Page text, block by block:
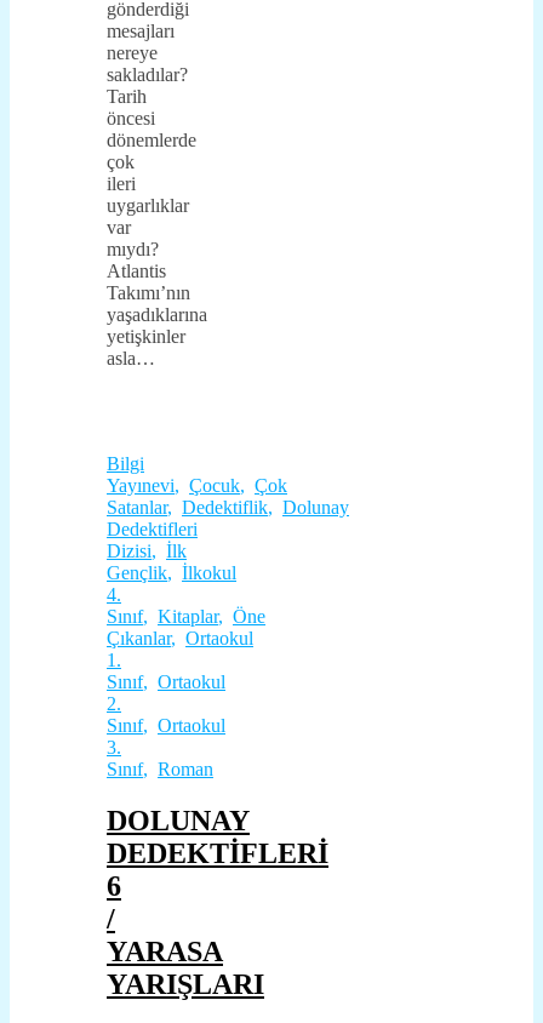
gönderdiği
mesajları
nereye
sakladılar?
Tarih
öncesi
dönemlerde
çok
ileri
uygarlıklar
var
mıydı?
Atlantis
Takımı’nın
yaşadıklarına
yetişkinler
asla…
Bilgi
Yayınevi, Çocuk, Çok
Satanlar, Dedektiflik, Dolunay
Dedektifleri
Dizisi, İlk
Gençlik, İlkokul
4.
Sınıf, Kitaplar, Öne
Çıkanlar, Ortaokul
1.
Sınıf, Ortaokul
2.
Sınıf, Ortaokul
3.
Sınıf, Roman
DOLUNAY
DEDEKTİFLERİ
6
/
YARASA
YARIŞLARI